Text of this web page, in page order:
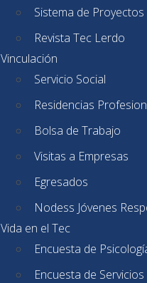
Sistema de Proyectos
Revista Tec Lerdo
Vinculación
Servicio Social
Residencias
Bolsa de Trabajo
Visitas a Empresas
Egresados
Nodess Jóvenes
Vida en el Tec
Encuesta de
Encuesta de Servicios